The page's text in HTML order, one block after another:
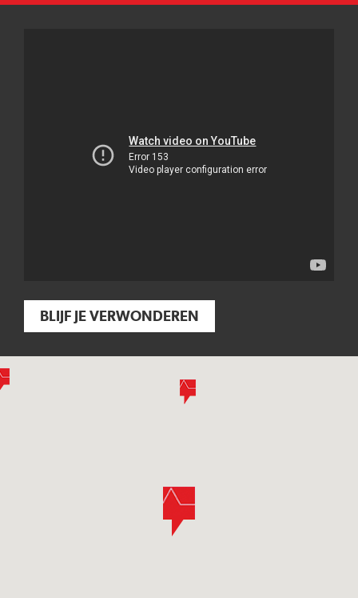
BLIJF JE VERWONDEREN